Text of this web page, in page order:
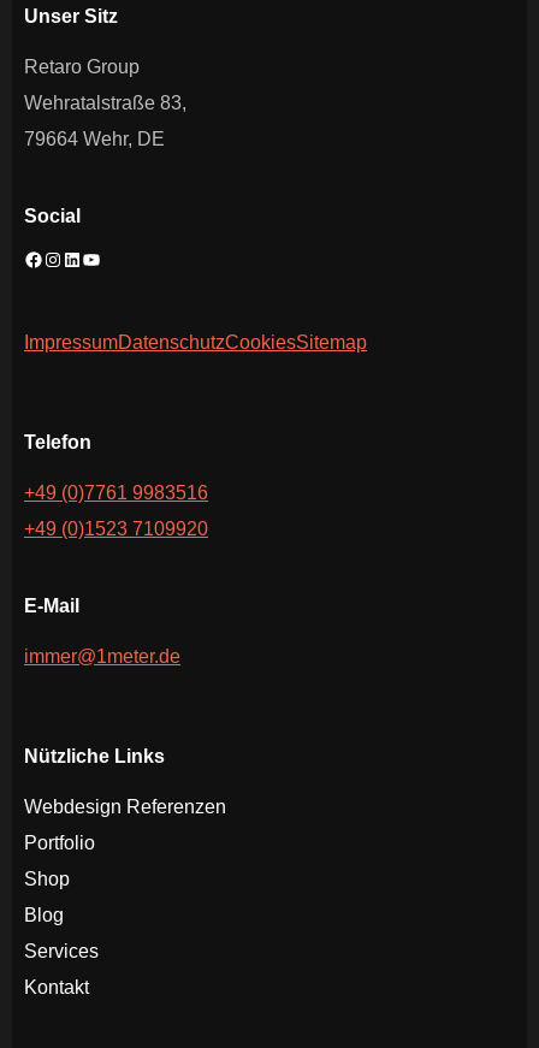
Unser Sitz
Retaro Group
Wehratalstraße 83,
79664 Wehr, DE
Social
ImpressumDatenschutzCookiesSitemap
Telefon
+49 (0)7761 9983516
+49 (0)1523 7109920
E-Mail
immer@1meter.de
Nützliche Links
Webdesign Referenzen
Portfolio
Shop
Blog
Services
Kontakt